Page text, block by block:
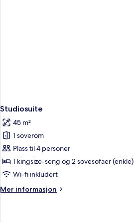
Studiosuite
45 m²
1 soverom
Plass til 4 personer
1 kingsize-seng og 2 sovesofaer (enkle)
Wi-fi inkludert
Mer informasjon
Mer